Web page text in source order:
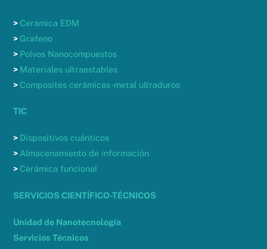
> Cerámica EDM
> Grafeno
> Polvos Nanocompuestos
> Materiales ultraestables
> Composites cerámicas-metal ultraduros
TIC
> Dispositivos cuánticos
> Almacenamiento de información
> Cerámica funcional
SERVICIOS CIENTÍFICO-TÉCNICOS
Unidad de Nanotecnología
Servicios Técnicos